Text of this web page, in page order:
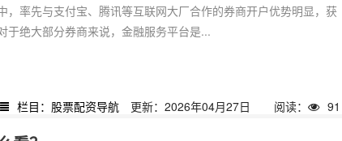
，率先与支付宝、腾讯等互联网大厂合作的券商开户优势明显，获
于绝大部分券商来说，金融服务平台是...
栏目：股票配资导航 更新：2026年04月27日 阅读： 91